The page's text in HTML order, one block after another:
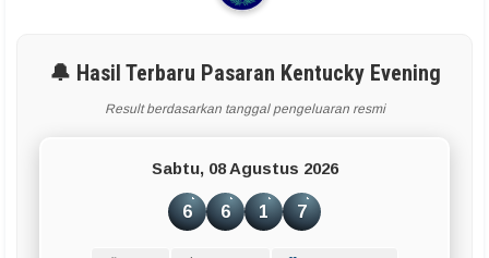
🔔 Hasil Terbaru Pasaran Kentucky Evening
Result berdasarkan tanggal pengeluaran resmi
Sabtu, 08 Agustus 2026
6 6 1 7